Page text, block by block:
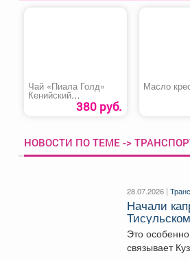
Чай «Пиала Голд»
Кенийский
классический380 руб.
Масло
НОВОСТИ ПО ТЕМЕ ->
28.07.2026 |
Начали
Это
связывает